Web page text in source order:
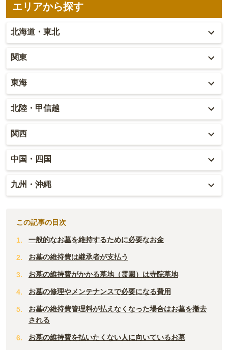
エリアから探す
北海道・東北
北海道
青森
岩手
山形
宮城
関東
東京
神奈川
千葉
茨城
栃木
東海
愛知
岐阜
三重
北陸・甲信越
富山
石川
山梨
新潟
長野
関西
大阪
兵庫
滋賀
和歌山
中国・四国
岡山
鳥取
山口
香川
高知
九州・沖縄
佐賀
この記事の目次
一般的なお墓を維持するために必要なお金
お墓の維持費は継承者が支払う
お墓の維持費がかかる墓地（霊園）は寺院墓地
お墓の修理やメンテナンスで必要になる費用
お墓の維持費管理料が払えなくなった場合はお墓を撤去
される
お墓の維持費を払いたくない人に向いているお墓